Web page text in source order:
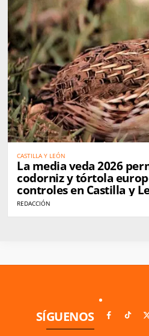
CASTILLA Y LEÓN
La media veda 2026
codorniz y tórtola
controles en Castilla y
REDACCIÓN
SÍGUENOS